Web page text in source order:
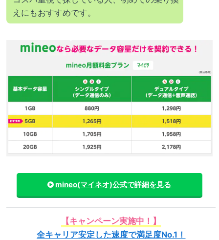
えにもおすすめです。
mineo(マイネオ)公式で詳細を見る
【キャンペーン実施中！】
全キャリア安定した速度で満足度No.1！